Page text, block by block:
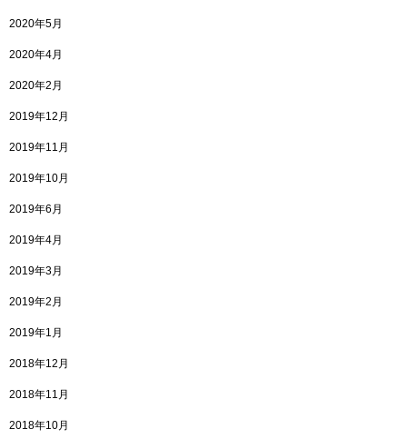
2020年5月
2020年4月
2020年2月
2019年12月
2019年11月
2019年10月
2019年6月
2019年4月
2019年3月
2019年2月
2019年1月
2018年12月
2018年11月
2018年10月